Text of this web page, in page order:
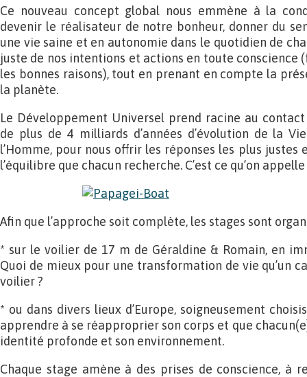
Ce nouveau concept global nous emmène à la
devenir le réalisateur de notre bonheur, donner du
une vie saine et en autonomie dans le quotidien de
juste de nos intentions et actions en toute conscience
les bonnes raisons), tout en prenant en compte la
la planète.
Le Développement Universel prend racine au
de plus de 4 milliards d’années d’évolution de la
l’Homme, pour nous offrir les réponses les plus
l’équilibre que chacun recherche. C’est ce qu’on
Afin que l’approche soit complète, les stages sont
* sur le voilier de 17 m de Géraldine & Romain, en
Quoi de mieux pour une transformation de vie qu’un
voilier ?
* ou dans divers lieux d’Europe, soigneusement
apprendre à se réapproprier son corps et que
identité profonde et son environnement.
Chaque stage amène à des prises de conscience, à